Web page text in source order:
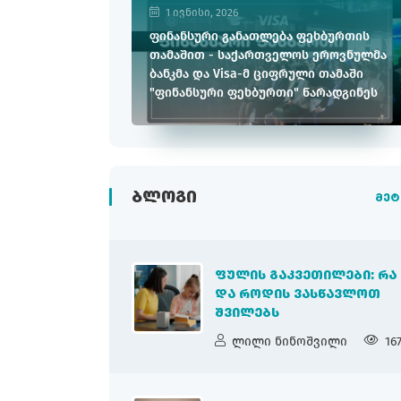
1 ივნისი, 2026
ფინანსური განათლება ფეხბურთის
თამაშით - საქართველოს ეროვნულმა
ბანკმა და Visa-მ ციფრული თამაში
"ფინანსური ფეხბურთი" წარადგინეს
ᲑᲚᲝᲒᲘ
ᲤᲣᲚᲘᲡ ᲒᲐᲙᲕᲔᲗᲘᲚᲔᲑᲘ: ᲠᲐ
ᲓᲐ ᲠᲝᲓᲘᲡ ᲕᲐᲡᲬᲐᲕᲚᲝᲗ
ᲨᲕᲘᲚᲔᲑᲡ
ლილი ნინოშვილი